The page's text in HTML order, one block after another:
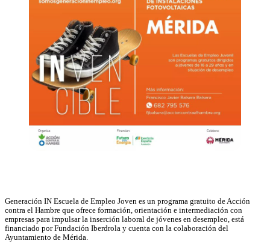
Generación IN Escuela de Empleo Joven es un programa gratuito de Acción
contra el Hambre que ofrece formación, orientación e intermediación con
empresas para impulsar la inserción laboral de jóvenes en desempleo, está
financiado por Fundación Iberdrola y cuenta con la colaboración del
Ayuntamiento de Mérida.